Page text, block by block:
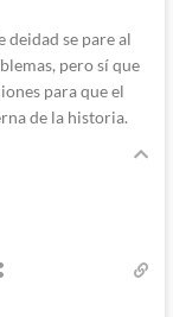
deidad se pare al
pero sí que
para que el
de la historia.